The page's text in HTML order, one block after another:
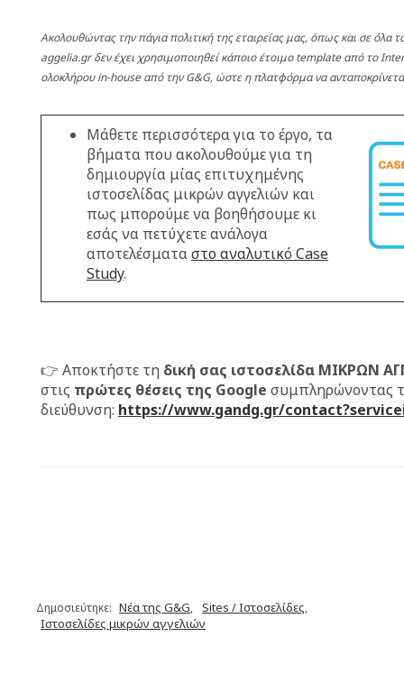
Ακολουθώντας την πάγια πολιτική της εταιρείας μας, όπως και σε όλα
aggelia.gr δεν έχει χρησιμοποιηθεί κάποιο έτοιμο template από το
ολοκλήρου in-house από την G&G, ώστε η πλατφόρμα να
Μάθετε περισσότερα για το έργο, τα
βήματα που ακολουθούμε για τη
δημιουργία μίας επιτυχημένης
ιστοσελίδας μικρών αγγελιών και
πως μπορούμε να βοηθήσουμε κι
εσάς να πετύχετε ανάλογα
αποτελέσματαστο αναλυτικό Case
Study.
👉 Αποκτήστε τη δική σας ιστοσελίδα ΜΙΚΡΩΝ
στις πρώτες θέσεις της Google συμπληρώνοντας
διεύθυνση: https://www.gandg.gr/
Δημοσιεύτηκε: Νέα της G&G, Sites / Ιστοσελίδες,
Ιστοσελίδες μικρών αγγελιών